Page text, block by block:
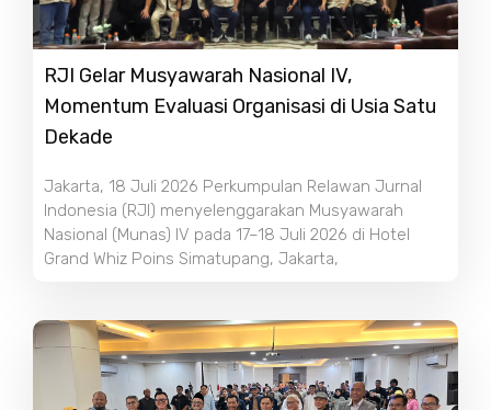
RJI Gelar Musyawarah Nasional IV,
Momentum Evaluasi Organisasi di Usia Satu
Dekade
Jakarta, 18 Juli 2026 Perkumpulan Relawan Jurnal
Indonesia (RJI) menyelenggarakan Musyawarah
Nasional (Munas) IV pada 17–18 Juli 2026 di Hotel
Grand Whiz Poins Simatupang, Jakarta,